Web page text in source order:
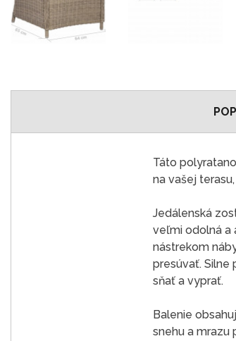
Táto
na vašej
Jedálenská
veľmi odolná a
nástrekom
presúvať. Silne
sňať a vyprať.
Balenie
snehu a mrazu